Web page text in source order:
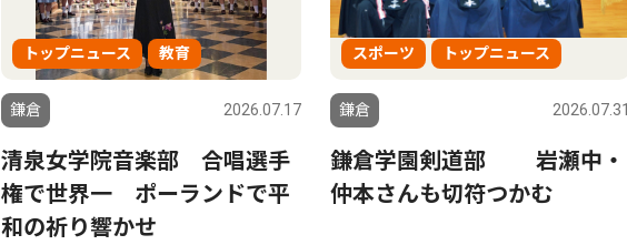
トップニュース 教育
鎌倉 2026.07.17
清泉女学院音楽部 合唱選手
権で世界一 ポーランドで平
和の祈り響かせ
スポーツ トップニュース
鎌倉 2026.07.31
鎌倉学園剣道部 岩瀬中・
仲本さんも切符つかむ